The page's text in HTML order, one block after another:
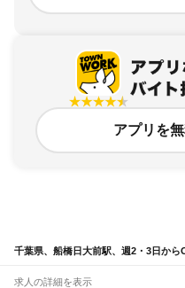
アプリを
千葉県、船橋日大前駅、週2・3日か
求人の詳細を表示